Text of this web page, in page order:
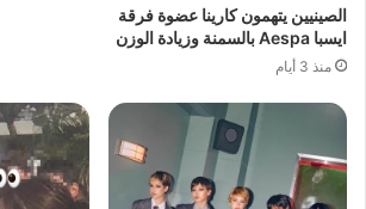
الصينيين يتهمون كارينا عضوة فرقة
ايسبا Aespa بالسمنة وزيادة الوزن
منذ 3 أيام